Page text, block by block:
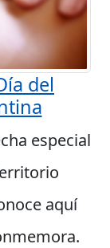
del
especial
aquí